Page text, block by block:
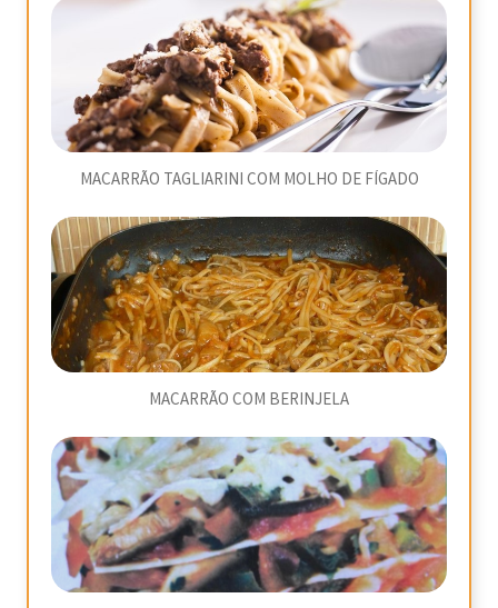
MACARRÃO TAGLIARINI COM MOLHO DE FÍGADO
MACARRÃO COM BERINJELA